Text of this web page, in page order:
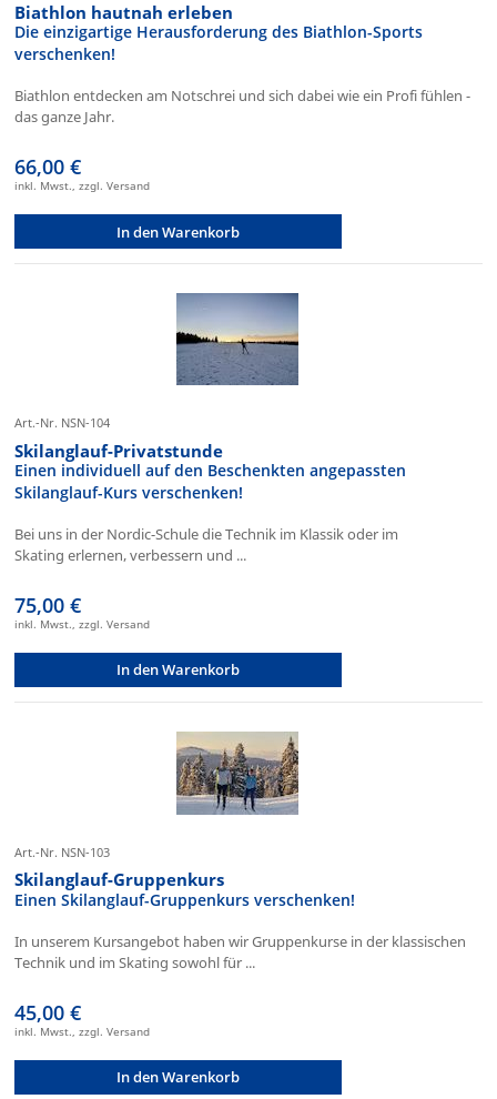
Biathlon hautnah erleben
Die einzigartige Herausforderung des Biathlon-Sports
verschenken!
Biathlon entdecken am Notschrei und sich dabei wie ein Profi fühlen -
das ganze Jahr.
66,00 €
inkl. Mwst., zzgl. Versand
In den Warenkorb
Art.-Nr. NSN-104
Skilanglauf-Privatstunde
Einen individuell auf den Beschenkten angepassten
Skilanglauf-Kurs verschenken!
Bei uns in der Nordic-Schule die Technik im Klassik oder im
Skating erlernen, verbessern und ...
75,00 €
inkl. Mwst., zzgl. Versand
In den Warenkorb
Art.-Nr. NSN-103
Skilanglauf-Gruppenkurs
Einen Skilanglauf-Gruppenkurs verschenken!
In unserem Kursangebot haben wir Gruppenkurse in der klassischen
Technik und im Skating sowohl für ...
45,00 €
inkl. Mwst., zzgl. Versand
In den Warenkorb